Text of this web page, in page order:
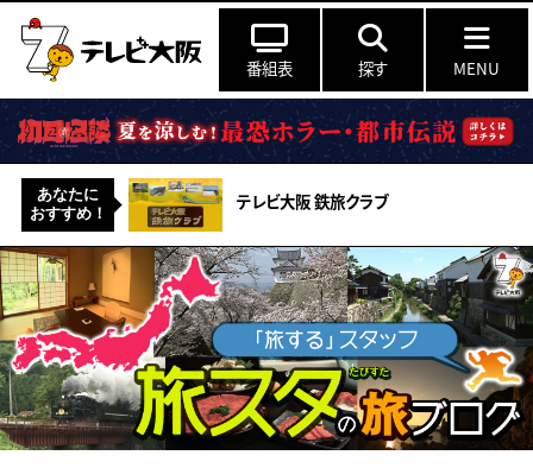
番組表 探す MENU
あなたに
おすすめ！
テレビ大阪 鉄旅クラブ